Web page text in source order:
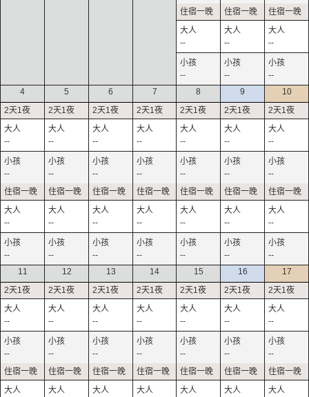
--
--
--
--
--
--
4
--
--
--
--
5
--
--
--
--
6
--
--
--
--
7
--
--
--
--
8
--
--
--
--
9
--
--
--
--
10
--
--
--
--
11
--
--
12
--
--
13
--
--
14
--
--
15
--
--
16
--
--
17
--
--